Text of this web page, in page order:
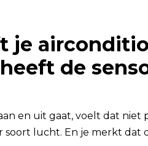
je
de
en uit gaat, voelt dat
soort lucht. En je merkt